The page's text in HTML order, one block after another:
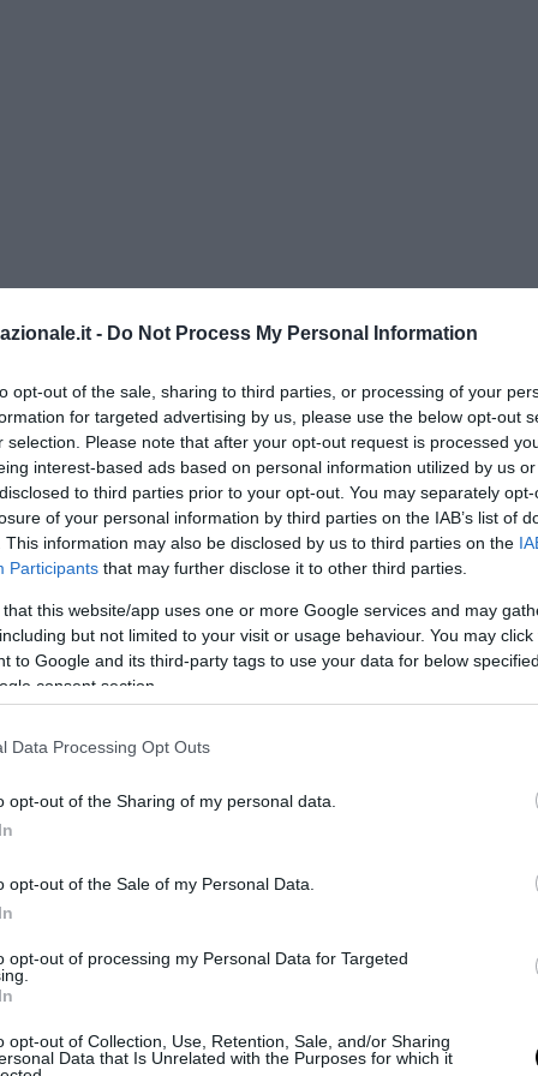
- Do Not Process My Personal Information
opt-out of the sale, sharing to third parties, or processing of your
for targeted advertising by us, please use the below opt-out
selection. Please note that after your opt-out request is processed
interest-based ads based on personal information utilized by us
to third parties prior to your opt-out. You may separately
of your personal information by third parties on the IAB’s list of
This information may also be disclosed by us to third parties on the
Participants that may further disclose it to other third parties.
that this website/app uses one or more Google services and may
but not limited to your visit or usage behaviour. You may
to Google and its third-party tags to use your data for below
consent section.
Data Processing Opt Outs
opt-out of the Sharing of my personal data.
opt-out of the Sale of my Personal Data.
opt-out of processing my Personal Data for Targeted
opt-out of Collection, Use, Retention, Sale, and/or Sharing
Data that Is Unrelated with the Purposes for which it
russo 15enne fa il saluto romano alla
della premiazione della gara in Portogallo, si vede il giovane pilota
il petto e poi saluta a braccio teso, scoppiando subito dopo a
dell’inno di Mameli.Immediata la “ferma condanna” da parte
deplorevole. Domani – scrive l’Aci, inviando anche un
– si terrà una giunta straordinaria per prendere provvedimenti
deplorevole del pilota russo Artyom Severyukhin”.Ora per il
e si valuta anche il ritiro della licenza italiana.
Ward Racing lo licenzia: “Ci vergogniamo